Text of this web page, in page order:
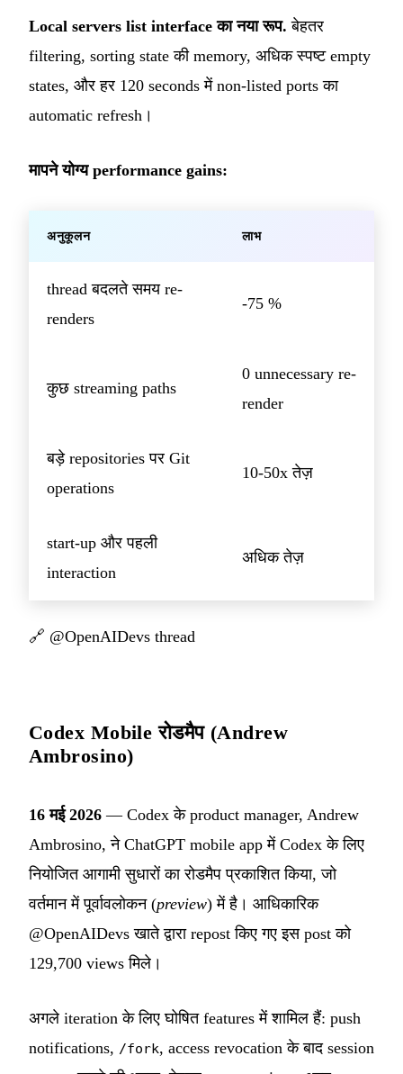
Local servers list interface का नया रूप. बेहतर
filtering, sorting state की memory, अधिक स्पष्ट empty
states, और हर 120 seconds में non-listed ports का
automatic refresh।
मापने योग्य performance gains:
अनुकूलन लाभ
thread बदलते समय re-
renders
-75 %
कुछ streaming paths
0 unnecessary re-
render
बड़े repositories पर Git
operations
10-50x तेज़
start-up और पहली
interaction
अधिक तेज़
🔗 @OpenAIDevs thread
Codex Mobile रोडमैप (Andrew
Ambrosino)
16 मई 2026 — Codex के product manager, Andrew
Ambrosino, ने ChatGPT mobile app में Codex के लिए
नियोजित आगामी सुधारों का रोडमैप प्रकाशित किया, जो
वर्तमान में पूर्वावलोकन (preview) में है। आधिकारिक
@OpenAIDevs खाते द्वारा repost किए गए इस post को
129,700 views मिले।
अगले iteration के लिए घोषित features में शामिल हैं: push
notifications, /fork, access revocation के बाद session